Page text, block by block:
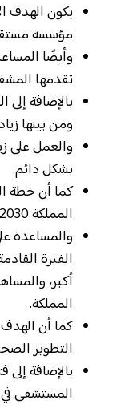
يكون الهدف
مؤسسة
وأيضًا
تقدمها
بالإضافة
ومن بينها
والعمل على
بشكل دائم.
كما أن خطة
المملكة 2030.
والمساعدة
الفترة
أكبر،
المملكة.
كما أن
التطوير
بالإضافة
المستشفى